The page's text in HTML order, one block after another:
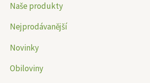
Naše produkty
Nejprodávanější
Novinky
Obiloviny